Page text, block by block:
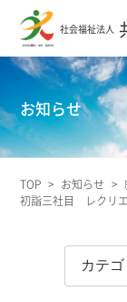
社会福祉法人
お知らせ
TOP > お知らせ >
初詣三社目 レクリ